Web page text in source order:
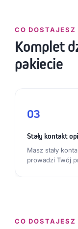
CO
Komplet
pakiecie
03
Stały kontakt
Masz stały
prowadzi Twój
CO